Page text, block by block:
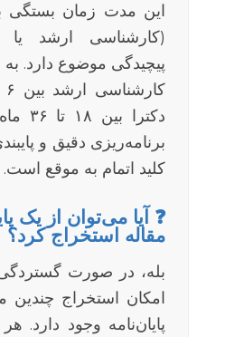
این مدت زمان بستگی
(کارشناسی ارشد یا
پیچیدگی موضوع دارد.
برنامه‌ریزی دقیق و
کلید اتمام به موقع است.
❓ آیا می‌توان از یک
مقاله استخراج کرد؟
بله، در صورت
امکان استخراج چندین
پایان‌نامه وجود دارد.